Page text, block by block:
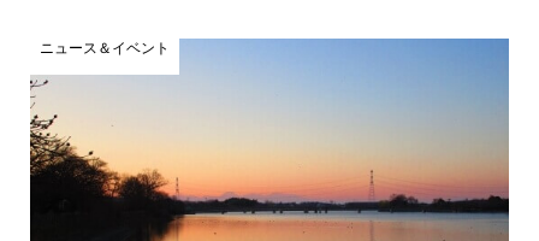
ニュース＆イベント